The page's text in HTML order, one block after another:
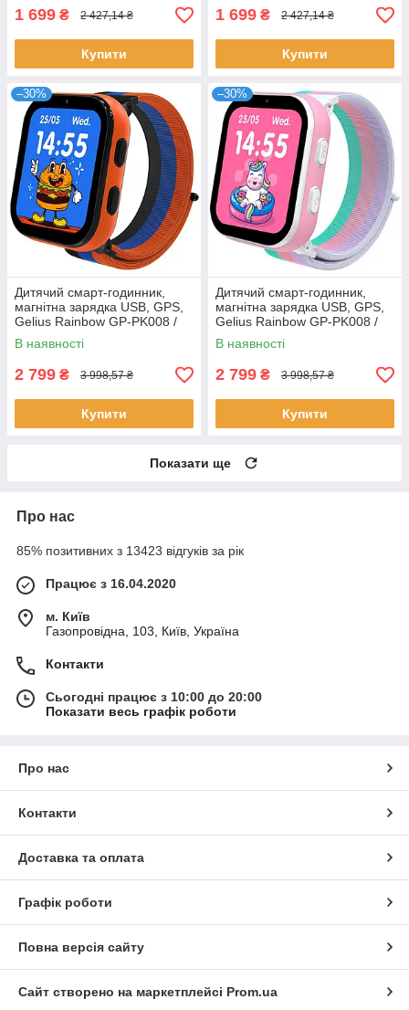
1 699 ₴ 2 427,14 ₴
Купити
1 699 ₴ 2 427,14 ₴
Купити
–30%
Дитячий смарт-годинник,
магнітна зарядка USB, GPS,
Gelius Rainbow GP-PK008 /
Дитячий розумний годинник
для хлопчика
В наявності
2 799 ₴ 3 998,57 ₴
Купити
–30%
Дитячий смарт-годинник,
магнітна зарядка USB, GPS,
Gelius Rainbow GP-PK008 /
Дитячий розумний годинник
для дівчинки
В наявності
2 799 ₴ 3 998,57 ₴
Купити
Показати ще
Про нас
85% позитивних з 13423 відгуків за рік
Працює з 16.04.2020
м. Київ
Газопровідна, 103, Київ, Україна
Контакти
Сьогодні працює з 10:00 до 20:00
Показати весь графік роботи
Про нас
Контакти
Доставка та оплата
Графік роботи
Повна версія сайту
Сайт створено на маркетплейсі Prom.ua